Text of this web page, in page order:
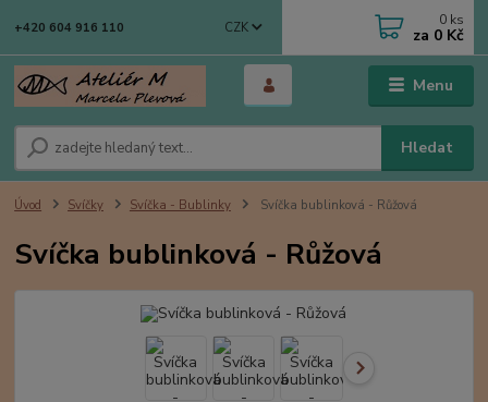
Menu
CZK
Hledat
+420 604 916 110 0 ks
za 0 Kč
Úvod Svíčky Svíčka - Bublinky Svíčka bublinková - Růžová
Svíčka bublinková - Růžová